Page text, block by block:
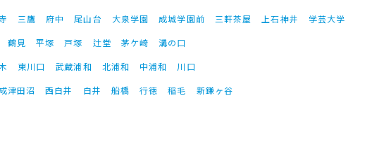
三鷹 府中 尾山台 大泉学園 成城学園前 三軒茶屋 上石神井
学芸大学
鶴見 平塚 戸塚 辻堂 茅ケ崎
溝の口
東川口 武蔵浦和 北浦和 中浦和
川口
津田沼 西白井 白井 船橋 行徳 稲毛 新鎌ヶ谷